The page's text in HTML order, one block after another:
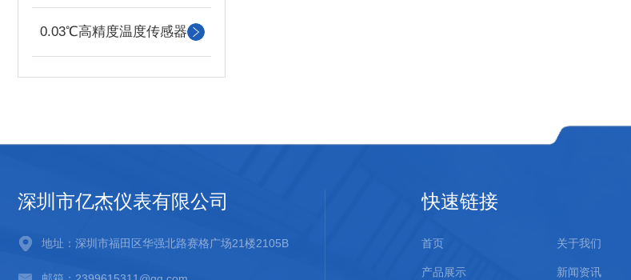
0.03℃高精度温度传感器
深圳市亿杰仪表有限公司
地址：深圳市福田区华强北路赛格广场21楼2105B
快速链接
首页 关于我们
产品展示 新闻资讯